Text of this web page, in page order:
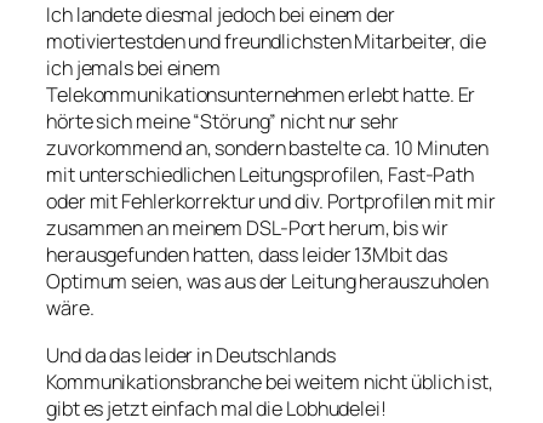
Ich landete diesmal jedoch bei einem der
motiviertestden und freundlichsten Mitarbeiter, die
ich jemals bei einem
Telekommunikationsunternehmen erlebt hatte. Er
hörte sich meine “Störung” nicht nur sehr
zuvorkommend an, sondern bastelte ca. 10 Minuten
mit unterschiedlichen Leitungsprofilen, Fast-Path
oder mit Fehlerkorrektur und div. Portprofilen mit mir
zusammen an meinem DSL-Port herum, bis wir
herausgefunden hatten, dass leider 13Mbit das
Optimum seien, was aus der Leitung herauszuholen
wäre.
Und da das leider in Deutschlands
Kommunikationsbranche bei weitem nicht üblich ist,
gibt es jetzt einfach mal die Lobhudelei!